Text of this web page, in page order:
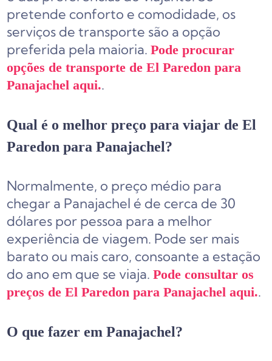
pretende conforto e comodidade, os
serviços de transporte são a opção
preferida pela maioria.Pode procurar
opções de transporte de El Paredon para
Panajachel aqui..
Qual é o melhor preço para viajar de El
Paredon para Panajachel?
Normalmente, o preço médio para
chegar a Panajachel é de cerca de 30
dólares por pessoa para a melhor
experiência de viagem. Pode ser mais
barato ou mais caro, consoante a estação
do ano em que se viaja.Pode consultar os
preços de El Paredon para Panajachel aqui..
O que fazer em Panajachel?